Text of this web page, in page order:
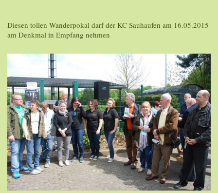
Diesen tollen Wanderpokal darf der KC Sauhaufen am 16.05.2015
am Denkmal in Empfang nehmen